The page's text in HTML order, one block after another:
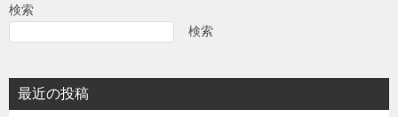
検索
検索
最近の投稿